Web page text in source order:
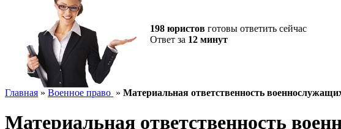
198 юристов готовы ответить сейчас
Ответ за 12 минут
Главная » Военное право » Материальная ответственность
Материальная ответственность